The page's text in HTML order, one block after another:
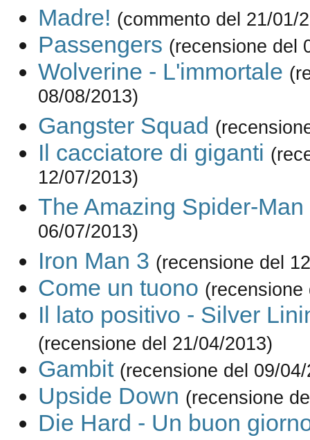
Madre! (commento del 21/01/
Passengers (recensione del
Wolverine - L'immortale
08/08/2013)
Gangster Squad
Il cacciatore di giganti
12/07/2013)
The Amazing Spider-Man
06/07/2013)
Iron Man 3 (recensione del
Come un tuono (recensione
Il lato positivo - Silver
(recensione del 21/04/2013)
Gambit (recensione del 09/
Upside Down (recensione
Die Hard - Un buon